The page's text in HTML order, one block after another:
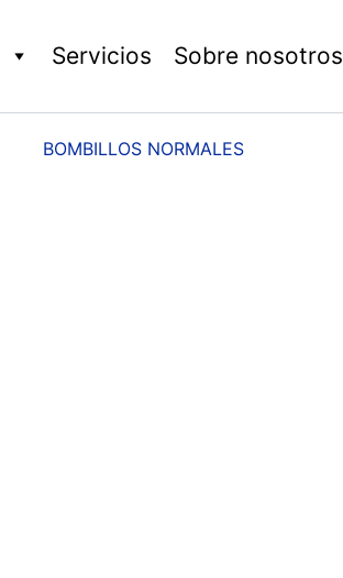
Servicios Sobre nosotros
BOMBILLOS NORMALES